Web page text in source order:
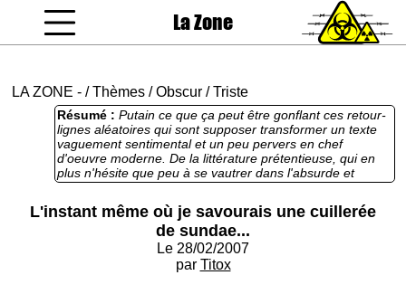
La Zone
LA ZONE - /Thèmes /Obscur /Triste
Résumé : Putain ce que ça peut être gonflant ces retour-
lignes aléatoires qui sont supposer transformer un texte
vaguement sentimental et un peu pervers en chef
d'oeuvre moderne. De la littérature prétentieuse, qui en
plus n'hésite que peu à se vautrer dans l'absurde et
n'apporte rien, mais rien rien, au lecteur. Mauvaise
L'instant même où je savourais une cuillerée
de sundae...
Le 28/02/2007
par Titox